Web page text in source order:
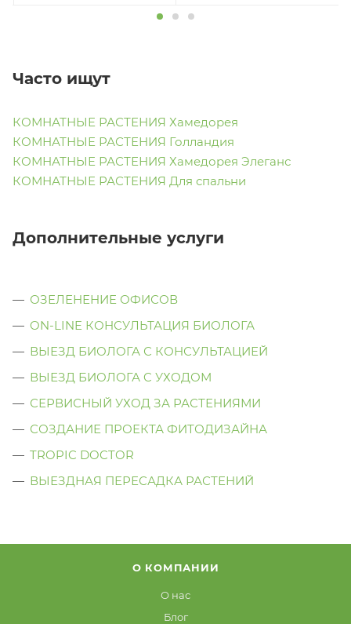
Часто ищут
КОМНАТНЫЕ РАСТЕНИЯ Хамедорея
КОМНАТНЫЕ РАСТЕНИЯ Голландия
КОМНАТНЫЕ РАСТЕНИЯ Хамедорея Элеганс
КОМНАТНЫЕ РАСТЕНИЯ Для спальни
Дополнительные услуги
ОЗЕЛЕНЕНИЕ ОФИСОВ
ON-LINE КОНСУЛЬТАЦИЯ БИОЛОГА
ВЫЕЗД БИОЛОГА С КОНСУЛЬТАЦИЕЙ
ВЫЕЗД БИОЛОГА C УХОДОМ
СЕРВИСНЫЙ УХОД ЗА РАСТЕНИЯМИ
СОЗДАНИЕ ПРОЕКТА ФИТОДИЗАЙНА
TROPIC DOCTOR
ВЫЕЗДНАЯ ПЕРЕСАДКА РАСТЕНИЙ
О КОМПАНИИ
О нас
Блог